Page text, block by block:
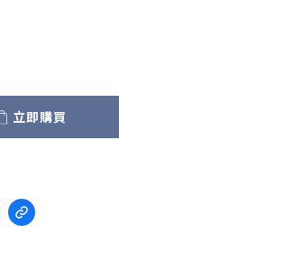
立即購買